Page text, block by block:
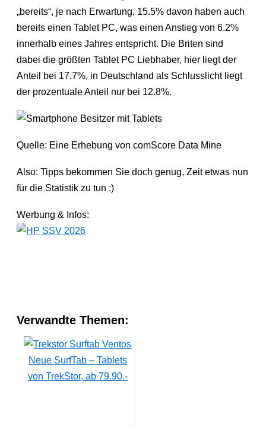
„bereits“, je nach Erwartung, 15.5% davon haben auch
bereits einen Tablet PC, was einen Anstieg von 6.2%
innerhalb eines Jahres entspricht. Die Briten sind
dabei die größten Tablet PC Liebhaber, hier liegt der
Anteil bei 17.7%, in Deutschland als Schlusslicht liegt
der prozentuale Anteil nur bei 12.8%.
Quelle: Eine Erhebung von comScore Data Mine
Also: Tipps bekommen Sie doch genug, Zeit etwas nun
für die Statistik zu tun :)
Werbung & Infos:
Verwandte Themen:
Neue SurfTab – Tablets
von TrekStor, ab 79.90.-